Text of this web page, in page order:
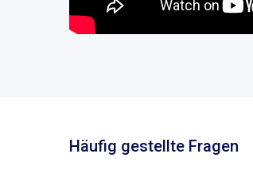
Häufig gestellte Fragen